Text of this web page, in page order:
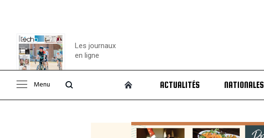
Consulter le
Les journaux
en ligne
Menu ACTUALITÉS NATIONALES